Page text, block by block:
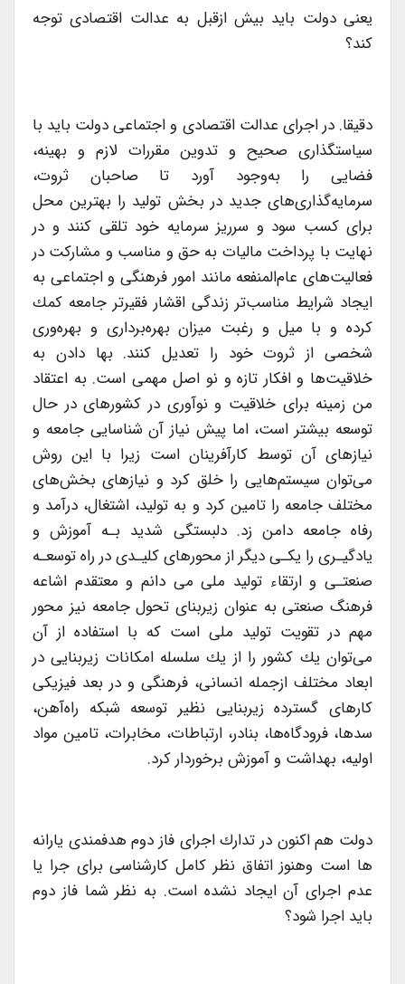
یعنی دولت باید بیش ازقبل به عدالت اقتصادی توجه
كند؟
دقیقا. در اجرای عدالت‌ اقتصادی و اجتماعی دولت باید با
سیاستگذاری صحیح و تدوین مقررات لازم و بهینه،
فضایی را به‌وجود آورد تا صاحبان ثروت،
سرمایه‌گذاری‌های جدید در بخش تولید را بهترین محل
برای كسب سود و سرریز سرمایه خود تلقی كنند و در
نهایت با پرداخت مالیات‌ به حق و مناسب و مشاركت در
فعالیت‌های عام‌المنفعه مانند امور فرهنگی و اجتماعی به
ایجاد شرایط مناسب‌تر زندگی اقشار فقیر‌تر جامعه كمك
كرده و با میل و رغبت میزان بهره‌برداری و بهره‌وری
شخصی از ثروت خود را تعدیل كنند. بها دادن به
خلاقیت‌ها و افكار تازه و نو اصل مهمی است. به اعتقاد
من زمینه برای خلاقیت و نوآوری در كشورهای در حال
توسعه بیشتر است، اما پیش نیاز آن شناسایی جامعه و
نیاز‌های آن توسط كارآفرینان است زیرا با این روش
می‌توان سیستم‌هایی را خلق كرد و نیازهای بخش‌های
مختلف جامعه را تامین كرد و به تولید، اشتغال، درآمد و
رفاه جامعه دامن زد. دلبستگی شدید بـه آموزش و
یاد‌گیـری را یكـی دیگر از محور‌های كلیـدی در راه توسعـه
صنعتـی و ارتقاء تولید ملی می دانم و معتقدم اشاعه
فرهنگ صنعتی به عنوان زیربنای تحول جامعه نیز محور
مهم در تقویت تولید ملی است كه با استفاده از آن
می‌توان یك كشور را از یك سلسله امكانات زیربنایی در
ابعاد مختلف ازجمله انسانی، فرهنگی و در بعد فیزیكی
كارهای گسترده زیربنایی نظیر توسعه شبكه راه‌آهن،
سدها، فرودگاه‌ها، بنادر، ارتباطات، مخابرات، تامین مواد
اولیه، بهداشت و آموزش برخوردار كرد.
دولت هم اكنون در تدارك اجرای فاز دوم هدفمندی یارانه
ها است وهنوز اتفاق نظر كامل كارشناسی برای جرا یا
عدم اجرای آن ایجاد نشده است. به نظر شما فاز دوم
باید اجرا شود؟